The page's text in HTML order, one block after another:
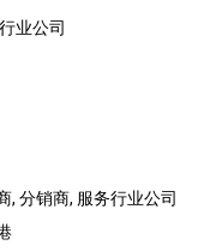
业公司
, 分销商, 服务行业公司